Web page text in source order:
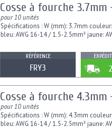
Cosse à fourche 3.7mm
pour 10 unités
Spécifications : W (mm): 3.7mm
bleu: AWG 16-14 / 1.5-2.5mm² jaune:
RÉFÉRENCE
FRY3
Cosse à fourche 4.3mm
pour 10 unités
Spécifications : W (mm): 4.3mm
bleu: AWG 16-14 / 1.5-2.5mm² jaune: